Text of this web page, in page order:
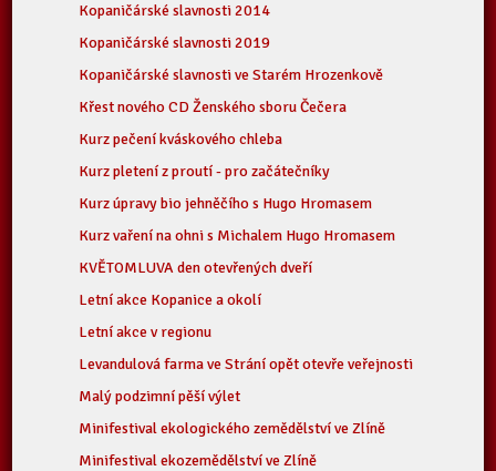
Kopaničárské slavnosti 2014
Kopaničárské slavnosti 2019
Kopaničárské slavnosti ve Starém Hrozenkově
Křest nového CD Ženského sboru Čečera
Kurz pečení kváskového chleba
Kurz pletení z proutí - pro začátečníky
Kurz úpravy bio jehněčího s Hugo Hromasem
Kurz vaření na ohni s Michalem Hugo Hromasem
KVĚTOMLUVA den otevřených dveří
Letní akce Kopanice a okolí
Letní akce v regionu
Levandulová farma ve Strání opět otevře veřejnosti
Malý podzimní pěší výlet
Minifestival ekologického zemědělství ve Zlíně
Minifestival ekozemědělství ve Zlíně